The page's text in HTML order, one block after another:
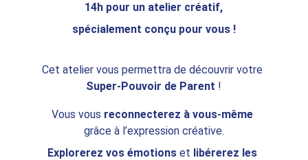
14h pour un atelier créatif,
spécialement conçu pour vous !
Cet atelier vous permettra de découvrir votre
Super-Pouvoir de Parent !
Vous vous reconnecterez à vous-même
grâce à l’expression créative.
Explorerez vos émotions et libérerez les